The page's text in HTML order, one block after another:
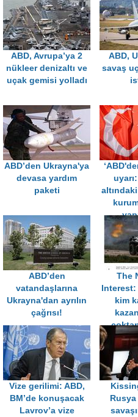
ABD, Avrupa’ya 2
nükleer denizaltı ve
uçak gemisi yolladı
ABD,
savaş
ABD’den Ukrayna'ya
devasa yardım
paketi
uyarı:
ABD’den
vatandaşlarına
Ukrayna'dan ayrılın
çağrısı!
The
Interest:
kim
Vize gerilimi: ABD,
BM’de konuşacak
Lavrov’a vize